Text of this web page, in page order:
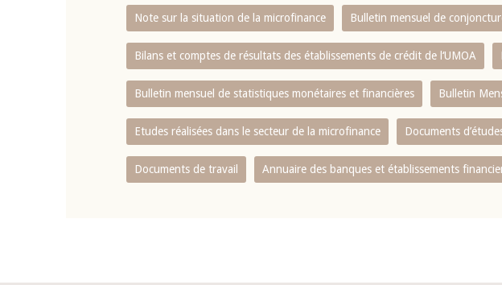
Note sur la situation de la microfinance Bulletin mensuel de
Bilans et comptes de résultats des établissements de crédit de l‘UMOA
Bulletin mensuel de statistiques monétaires et financières Bulletin
Etudes réalisées dans le secteur de la microfinance Documents
Documents de travail Annuaire des banques et établissements